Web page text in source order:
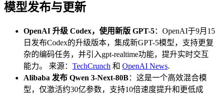
模型发布与更新
OpenAI 升级 Codex，使用新版 GPT-5：OpenAI于9月15
日发布Codex的升级版本，集成新GPT-5模型，支持更复
杂的编码任务，并引入gpt-realtime功能，提升实时交互
能力。 来源： TechCrunch 和 OpenAI News.
Alibaba 发布 Qwen 3-Next-80B：这是一个高效混合模
型，仅激活约30亿参数，支持10倍速度提升和更低成